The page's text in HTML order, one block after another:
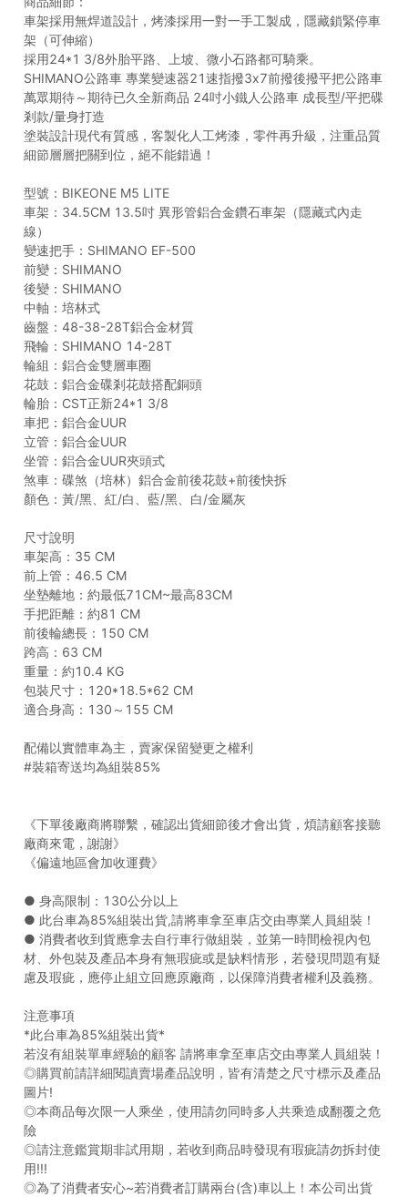
車架採用無焊道設計，烤漆採用一對一手工製成，隱藏鎖緊停車
架（可伸縮）
採用24*1 3/8外胎平路、上坡、微小石路都可騎乘。
SHIMANO公路車 專業變速器21速指撥3x7前撥後撥平把公路車
萬眾期待～期待已久全新商品 24吋小鐵人公路車 成長型/平把碟
剎款/量身打造
塗裝設計現代有質感，客製化人工烤漆，零件再升級，注重品質
細節層層把關到位，絕不能錯過！
型號：BIKEONE M5 LITE
車架：34.5CM 13.5吋 異形管鋁合金鑽石車架（隱藏式內走
線）
變速把手：SHIMANO EF-500
前變：SHIMANO
後變：SHIMANO
中軸：培林式
齒盤：48-38-28T鋁合金材質
飛輪：SHIMANO 14-28T
輪組：鋁合金雙層車圈
花鼓：鋁合金碟剎花鼓搭配銅頭
輪胎：CST正新24*1 3/8
車把：鋁合金UUR
立管：鋁合金UUR
坐管：鋁合金UUR夾頭式
煞車：碟煞（培林）鋁合金前後花鼓+前後快拆
顏色：黃/黑、紅/白、藍/黑、白/金屬灰
尺寸說明
車架高：35 CM
前上管：46.5 CM
坐墊離地：約最低71CM~最高83CM
手把距離：約81 CM
前後輪總長：150 CM
跨高：63 CM
重量：約10.4 KG
包裝尺寸：120*18.5*62 CM
適合身高：130～155 CM
配備以實體車為主，賣家保留變更之權利
#裝箱寄送均為組裝85%
《下單後廠商將聯繫，確認出貨細節後才會出貨，煩請顧客接聽
廠商來電，謝謝》
《偏遠地區會加收運費》
● 身高限制：130公分以上
● 此台車為85%組裝出貨,請將車拿至車店交由專業人員組裝！
● 消費者收到貨應拿去自行車行做組裝，並第一時間檢視內包
材、外包裝及產品本身有無瑕疵或是缺料情形，若發現問題有疑
慮及瑕疵，應停止組立回應原廠商，以保障消費者權利及義務。
注意事項
*此台車為85%組裝出貨*
若沒有組裝單車經驗的顧客 請將車拿至車店交由專業人員組裝！
◎購買前請詳細閱讀賣場產品說明，皆有清楚之尺寸標示及產品
圖片!
◎本商品每次限一人乘坐，使用請勿同時多人共乘造成翻覆之危
險
◎請注意鑑賞期非試用期，若收到商品時發現有瑕疵請勿拆封使
用!!!
◎為了消費者安心~若消費者訂購兩台(含)車以上！本公司出貨